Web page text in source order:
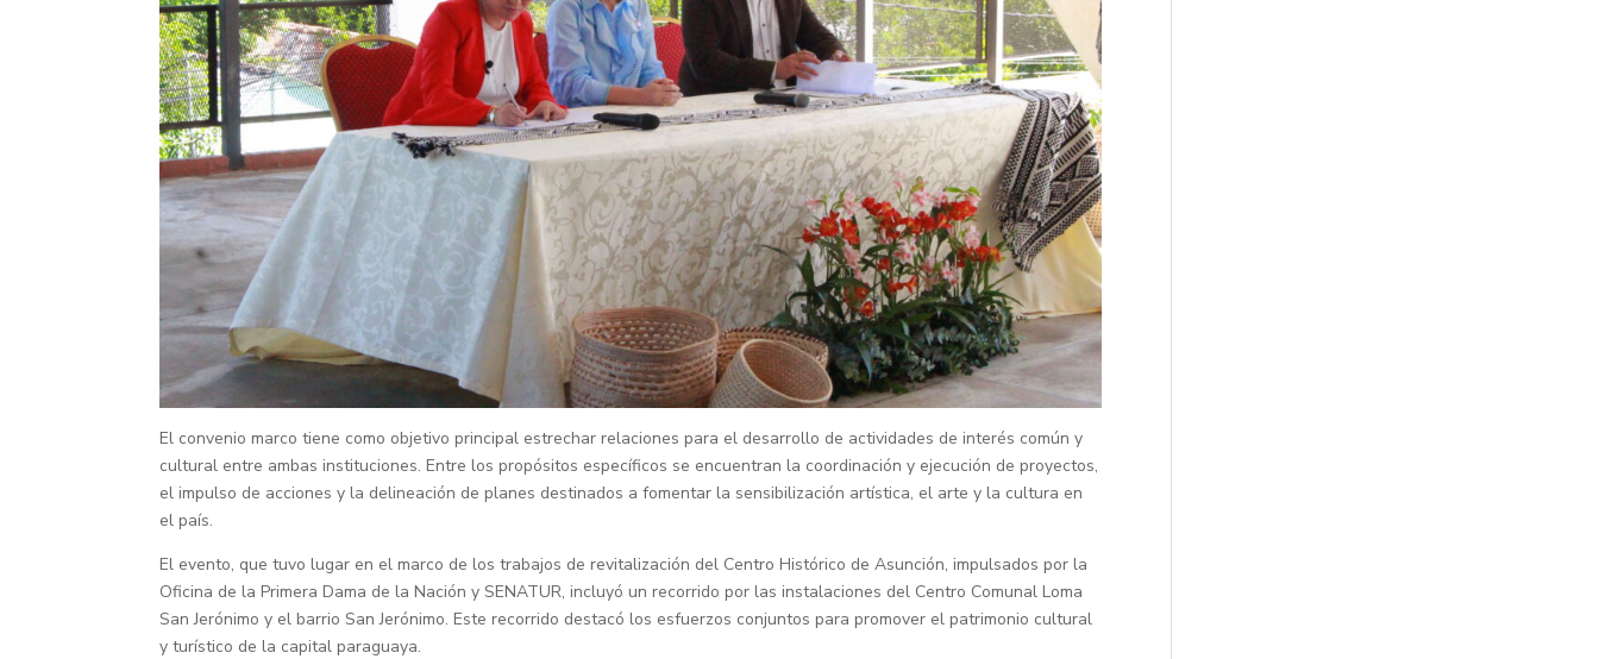
El convenio marco tiene como objetivo principal estrechar relaciones para el desarrollo de actividades de interés común y
cultural entre ambas instituciones. Entre los propósitos específicos se encuentran la coordinación y ejecución de proyectos,
el impulso de acciones y la delineación de planes destinados a fomentar la sensibilización artística, el arte y la cultura en
el país.
El evento, que tuvo lugar en el marco de los trabajos de revitalización del Centro Histórico de Asunción, impulsados por la
Oficina de la Primera Dama de la Nación y SENATUR, incluyó un recorrido por las instalaciones del Centro Comunal Loma
San Jerónimo y el barrio San Jerónimo. Este recorrido destacó los esfuerzos conjuntos para promover el patrimonio cultural
y turístico de la capital paraguaya.